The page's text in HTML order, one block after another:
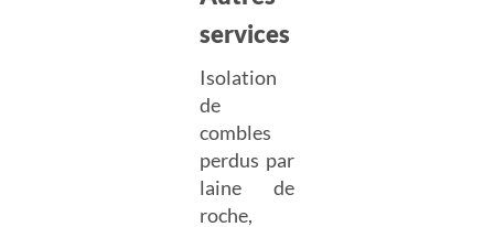
services
Isolation
de
combles
perdus par
laine de
roche,